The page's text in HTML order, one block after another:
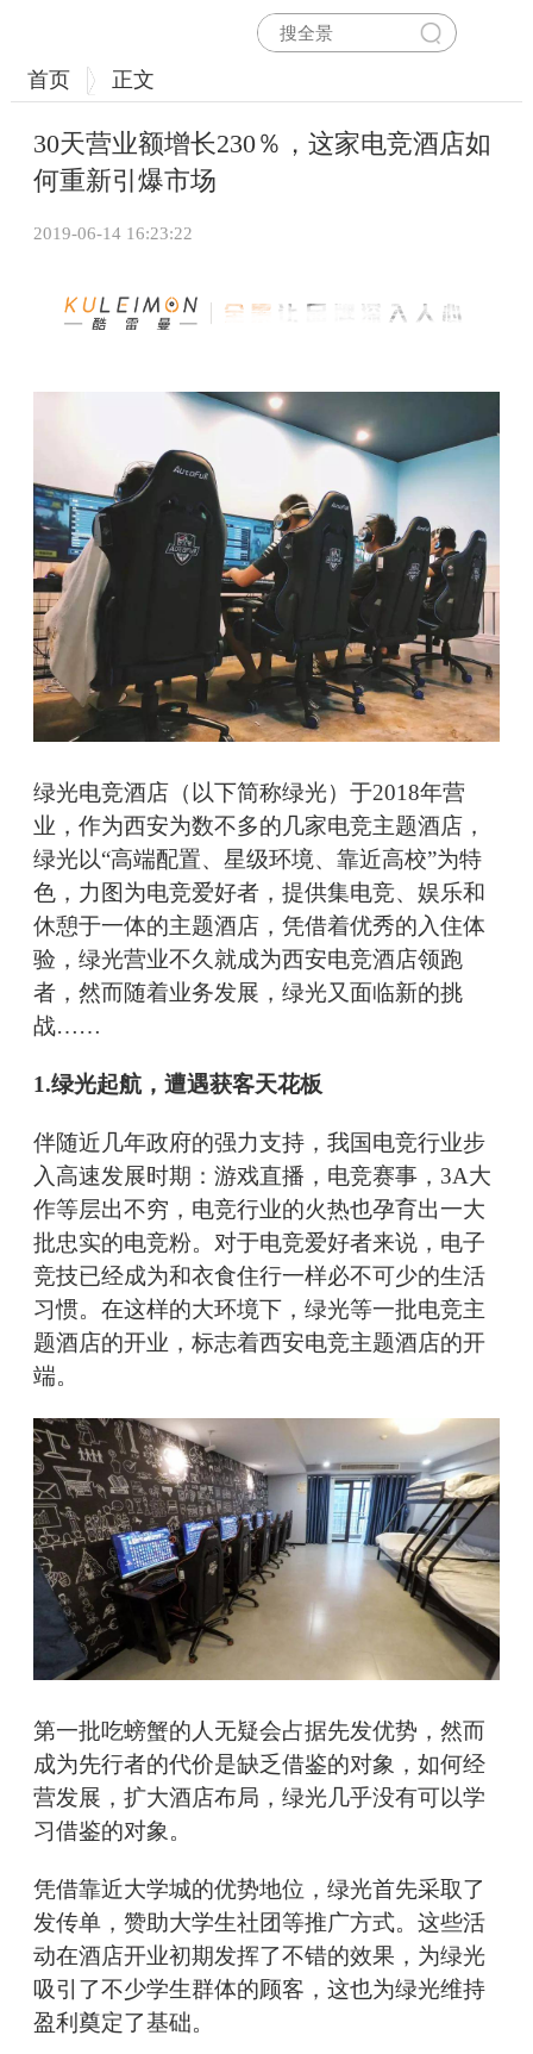
首页 正文
30天营业额增长230％，这家电竞酒店如
何重新引爆市场
2019-06-14 16:23:22
绿光电竞酒店（以下简称绿光）于2018年营
业，作为西安为数不多的几家电竞主题酒店，
绿光以“高端配置、星级环境、靠近高校”为特
色，力图为电竞爱好者，提供集电竞、娱乐和
休憩于一体的主题酒店，凭借着优秀的入住体
验，绿光营业不久就成为西安电竞酒店领跑
者，然而随着业务发展，绿光又面临新的挑
战……
1.绿光起航，遭遇获客天花板
伴随近几年政府的强力支持，我国电竞行业步
入高速发展时期：游戏直播，电竞赛事，3A大
作等层出不穷，电竞行业的火热也孕育出一大
批忠实的电竞粉。对于电竞爱好者来说，电子
竞技已经成为和衣食住行一样必不可少的生活
习惯。在这样的大环境下，绿光等一批电竞主
题酒店的开业，标志着西安电竞主题酒店的开
端。
第一批吃螃蟹的人无疑会占据先发优势，然而
成为先行者的代价是缺乏借鉴的对象，如何经
营发展，扩大酒店布局，绿光几乎没有可以学
习借鉴的对象。
凭借靠近大学城的优势地位，绿光首先采取了
发传单，赞助大学生社团等推广方式。这些活
动在酒店开业初期发挥了不错的效果，为绿光
吸引了不少学生群体的顾客，这也为绿光维持
盈利奠定了基础。